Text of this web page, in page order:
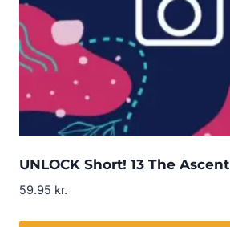
UNLOCK Short! 13 The Ascent
59.95 kr.